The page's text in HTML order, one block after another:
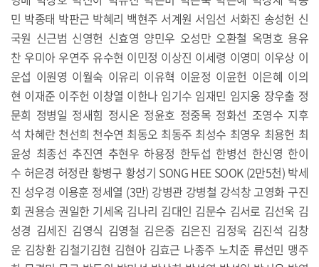
민 박종태 박판근 박혜리 백현주 서계원 서임선 서화진 송성헌 신
국원 신근범 신영헌 신효영 양민우 오성만 오환철 옥명호 용유
찬 우미아 우연주 유수현 이민정 이상진 이세령 이영미 이우상 이
운섭 이원영 이월숙 이유리 이유혁 이윤정 이윤헌 이은혜 이의
현 이재준 이주헌 이창열 이한나 임기수 임재민 임지웅 장우출 정
문희 정병일 정새힘 정시온 정윤호 정중목 정화선 조영수 지후
석 차혜란 천선희 천수연 최동오 최동주 최성수 최영우 최용헌 최
윤성 최종선 추진연 추현우 하용정 한두섭 한병선 한신영 한이
수 허은경 허정란 황병구 황성기 SONG HEE SOOK (2만5천) 박세
진 성우경 이용훈 정세열 (3만) 강병관 강병철 강석창 고영화 구진
회 권용승 권일한 기세옥 김나리 김대인 김문수 김서로 김선욱 김
성경 김세진 김영식 김영철 김은중 김은진 김정욱 김진석 김창
운 김창환 김철기김현 김현아 김효근 나종주 노치준 류선민 맹주